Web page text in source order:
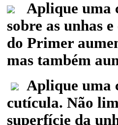
Aplique uma
sobre as unhas
do Primer
mas também
Aplique uma
cutícula. Não
superfície da